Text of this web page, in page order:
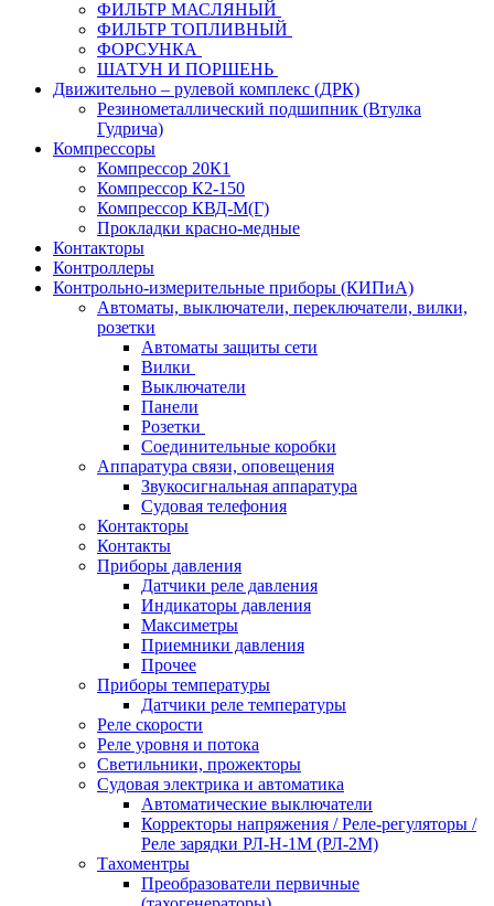
ФИЛЬТР МАСЛЯНЫЙ
ФИЛЬТР ТОПЛИВНЫЙ
ФОРСУНКА
ШАТУН И ПОРШЕНЬ
Движительно – рулевой комплекс (ДРК)
Резинометаллический подшипник (Втулка
Гудрича)
Компрессоры
Компрессор 20К1
Компрессор К2-150
Компрессор КВД-М(Г)
Прокладки красно-медные
Контакторы
Контроллеры
Контрольно-измерительные приборы (КИПиА)
Автоматы, выключатели, переключатели, вилки,
розетки
Автоматы защиты сети
Вилки
Выключатели
Панели
Розетки
Соединительные коробки
Аппаратура связи, оповещения
Звукосигнальная аппаратура
Судовая телефония
Контакторы
Контакты
Приборы давления
Датчики реле давления
Индикаторы давления
Максиметры
Приемники давления
Прочее
Приборы температуры
Датчики реле температуры
Реле скорости
Реле уровня и потока
Светильники, прожекторы
Судовая электрика и автоматика
Автоматические выключатели
Корректоры напряжения / Реле-регуляторы /
Реле зарядки РЛ-Н-1М (РЛ-2М)
Тахоментры
Преобразователи первичные